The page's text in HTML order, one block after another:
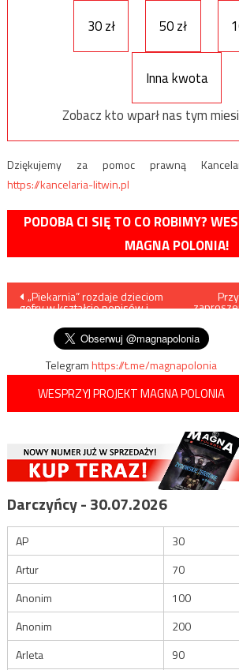
30 zł
50 zł
Inna kwota
Zobacz kto wparł nas tym
Dziękujemy za pomoc prawną
https://kancelaria-litwin.pl
PODOBA CI SIĘ TO CO ROBIMY?
MAGNA POLONIA!
Nawigacja
wpisu
„Piekarnia” rozdaje dzieciom
gofry w kształcie penisów i
Telegramhttps://t.me/magnapolonia
WESPRZYJ PROJEKT MAGNA POLONIA
Darczyńcy - 30.07.2026
AP
30
Artur
70
Anonim
100
Anonim
200
Arleta
90